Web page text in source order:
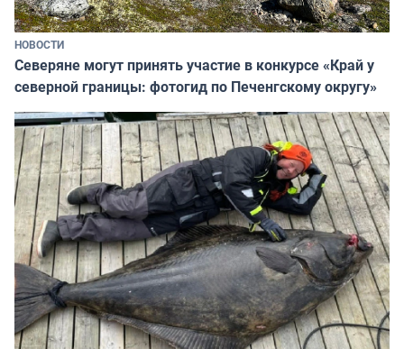
НОВОСТИ
Северяне могут принять участие в конкурсе «Край у
северной границы: фотогид по Печенгскому округу»